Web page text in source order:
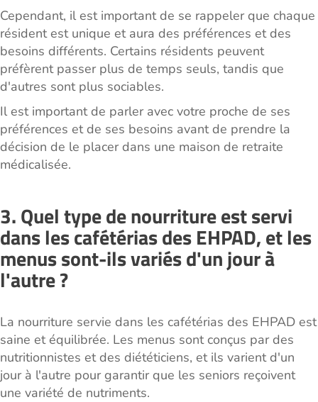
Cependant, il est important de se rappeler que chaque
résident est unique et aura des préférences et des
besoins différents. Certains résidents peuvent
préfèrent passer plus de temps seuls, tandis que
d'autres sont plus sociables.
Il est important de parler avec votre proche de ses
préférences et de ses besoins avant de prendre la
décision de le placer dans une maison de retraite
médicalisée.
3. Quel type de nourriture est servi
dans les cafétérias des EHPAD, et les
menus sont-ils variés d'un jour à
l'autre ?
La nourriture servie dans les cafétérias des EHPAD est
saine et équilibrée. Les menus sont conçus par des
nutritionnistes et des diététiciens, et ils varient d'un
jour à l'autre pour garantir que les seniors reçoivent
une variété de nutriments.